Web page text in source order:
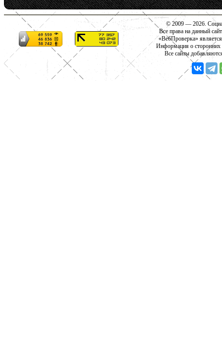
© 2009 — 2026.
Все права на данный
«ВебПроверка»
Информация о сторонних
Все сайты